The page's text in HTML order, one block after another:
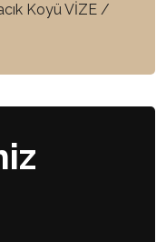
Koyü VİZE /